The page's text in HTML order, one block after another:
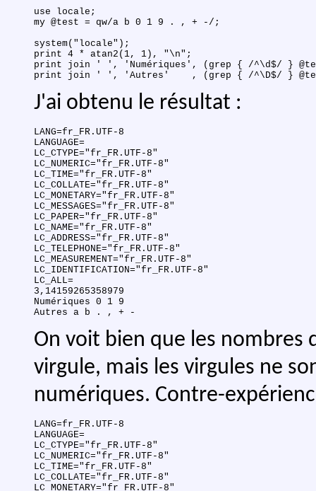
use locale;
my @test = qw/a b 0 1 9 . , + -/;
system("locale");
print 4 * atan2(1, 1), "\n";
print join ' ', 'Numériques', (grep { /^\d$/ }
J'ai obtenu le résultat :
LANG=fr_FR.UTF-8
LANGUAGE=
LC_CTYPE="fr_FR.UTF-8"
LC_NUMERIC="fr_FR.UTF-8"
LC_TIME="fr_FR.UTF-8"
LC_COLLATE="fr_FR.UTF-8"
LC_MONETARY="fr_FR.UTF-8"
LC_MESSAGES="fr_FR.UTF-8"
LC_PAPER="fr_FR.UTF-8"
LC_NAME="fr_FR.UTF-8"
LC_ADDRESS="fr_FR.UTF-8"
LC_TELEPHONE="fr_FR.UTF-8"
LC_MEASUREMENT="fr_FR.UTF-8"
LC_IDENTIFICATION="fr_FR.UTF-8"
LC_ALL=
3,14159265358979
Numériques 0 1 9
On voit bien que les nombres
virgule, mais les virgules ne
numériques. Contre-
LANG=fr_FR.UTF-8
LANGUAGE=
LC_CTYPE="fr_FR.UTF-8"
LC_NUMERIC="fr_FR.UTF-8"
LC_TIME="fr_FR.UTF-8"
LC_COLLATE="fr_FR.UTF-8"
LC_MONETARY="fr_FR.UTF-8"